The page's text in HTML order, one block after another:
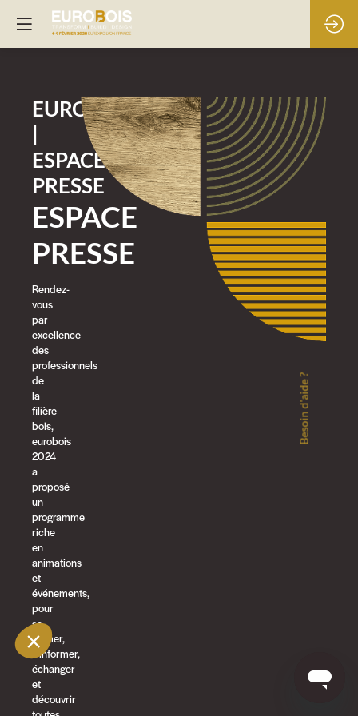
EUROBOIS
|
ESPACE
PRESSE
ESPACE
PRESSE
Rendez-
vous
par
excellence
des
professionnels
de
la
filière
bois,
eurobois
2024
a
proposé
un
programme
riche
en
animations
et
événements,
pour
se
former,
s’informer,
échanger
et
découvrir
Besoin d'aide ?